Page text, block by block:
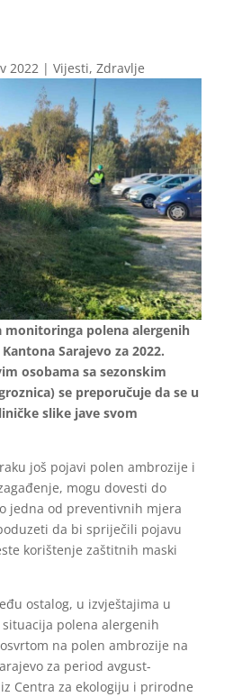
2022 | Vijesti, Zdravlje
monitoringa polena alergenih
Sarajevo za 2022.
osobama sa sezonskim
se preporučuje da se u
slike jave svom
još pojavi polen ambrozije i
mogu dovesti do
jedna od preventivnih mjera
da bi spriječili pojavu
korištenje zaštitnih maski
ostalog, u izvještajima u
polena alergenih
na polen ambrozije na
za period avgust-
Centra za ekologiju i prirodne